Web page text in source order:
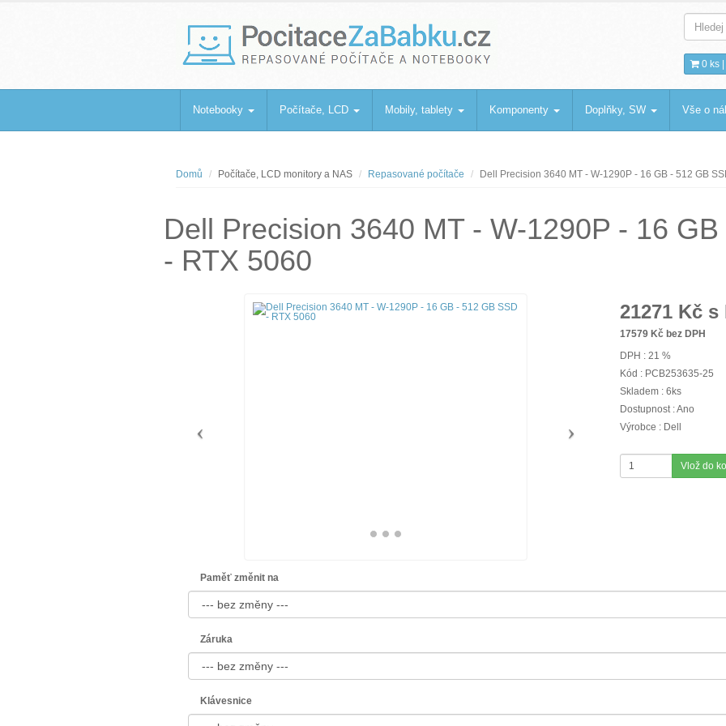
PocitaceZaBabku.cz
Repasované počítače a notebooky 0 ks |
Notebooky Počítače, LCD Mobily, tablety Komponenty Doplňky, SW Vše o
Domů Počítače, LCD monitory a NAS Repasované počítače Dell Precision 3640 MT - W-1290P - 16 GB - 512 GB
Dell Precision 3640 MT - W-1290P - 16
- RTX 5060
21271 Kč s
17579 Kč bez DPH
DPH : 21 %
Kód : PCB253635-25
Skladem : 6ks
Dostupnost : Ano
Výrobce : Dell
Vlož do
Paměť změnit na
Záruka
Klávesnice